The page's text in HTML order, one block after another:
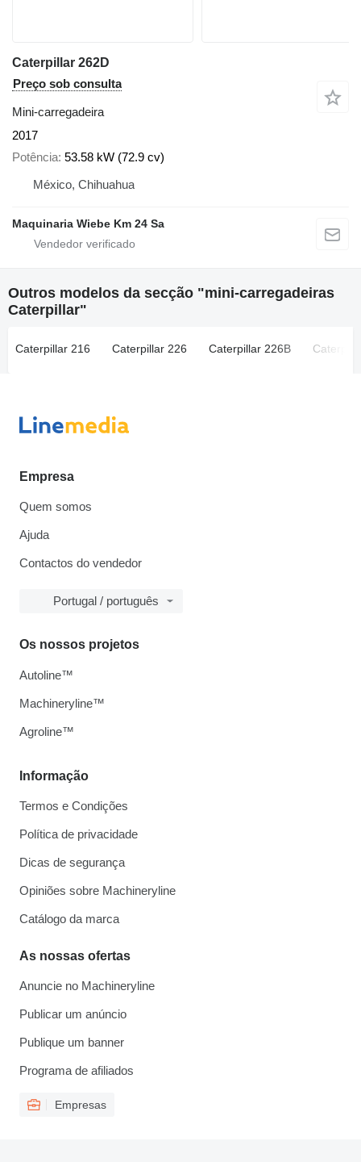
Caterpillar 262D
Preço sob consulta
Mini-carregadeira
2017
Potência 53.58 kW (72.9 cv)
México, Chihuahua
Maquinaria Wiebe Km 24 Sa
Outros modelos da secção "mini-carregadeiras
Caterpillar"
Caterpillar 216 Caterpillar 226 Caterpillar 226B
Empresa
Quem somos
Ajuda
Contactos do vendedor
Portugal / português
Informação
Termos e Condições
Política de privacidade
Dicas de segurança
Opiniões sobre Machineryline
Catálogo da marca
As nossas ofertas
Anuncie no Machineryline
Publicar um anúncio
Publique um banner
Programa de afiliados
Empresas
Os nossos projetos
Autoline™
Machineryline™
Agroline™